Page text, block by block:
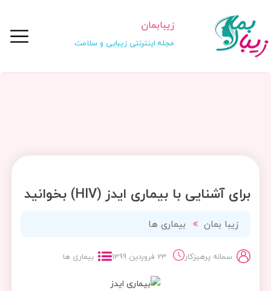
زیبابمان
مجله اینترنتی زیبایی و سلامت
برای آشنایی با بیماری ایدز (HIV) بخوانید
زیبا بمان بیماری ها
سمانه پرهیزکار 23 فروردین 1399 بیماری ها